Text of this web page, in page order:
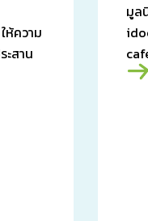
ห้ความ
ะสาน
มูล